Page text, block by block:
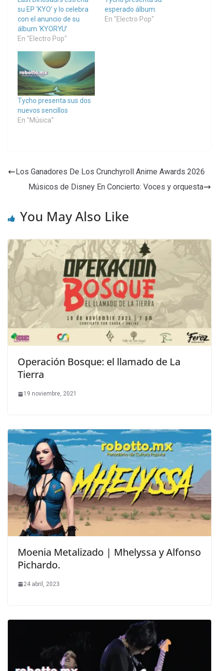
su EP ‘KYO’ y lo celebra
con el anuncio de su
álbum ‘KYORYU’
En "Electro Pop"
esperado álbum.
En "Electro Pop"
Tycho presenta sus dos
nuevos sencillos
En "Música"
Los Ganadores De Los Crunchyroll Anime Awards 2026
Músicos de Disney En Concierto: Voces y orquesta
You May Also Like
Operación Bosque: el llamado de La
Tierra
19 noviembre, 2021
Moenia Metalizado | Mhelyssa y Alfonso
Pichardo.
24 abril, 2023